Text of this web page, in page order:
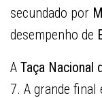
secundado por
desempenho de
A Taça Nacional
7. A grande